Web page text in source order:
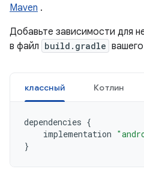
Maven .
Добавьте зависимости для
в файл build.gradle
классный Котлин
dependencies {
implementation
}